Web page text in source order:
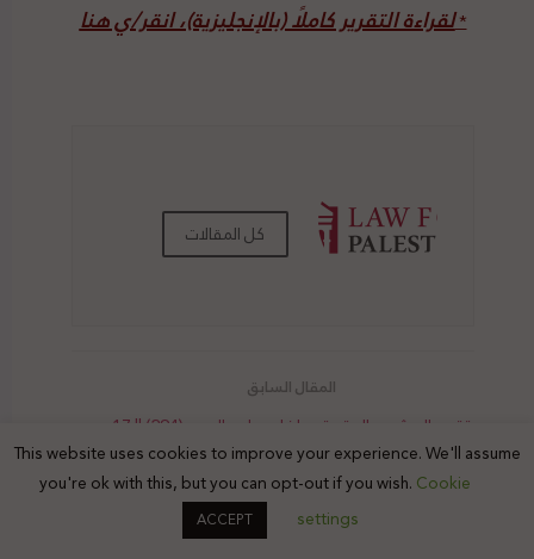
*لقراءة التقرير كاملًا (بالإنجليزية)، انقر/ي هنا
كل المقالات
تقرير المشهد الحقوقي لفلسطين العدد (294) || 17
– 23 أغسطس/آب 2025
This website uses cookies to improve your experience. We'll assume
you're ok with this, but you can opt-out if you wish. Cookie
settings
ACCEPT